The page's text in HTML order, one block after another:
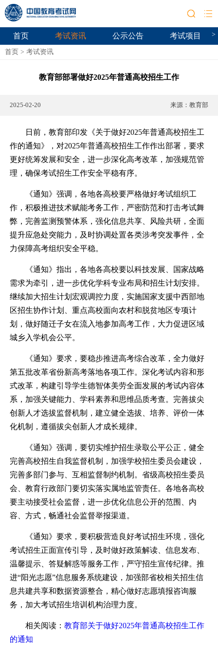
首页 考试资讯 公示公告 考试项目 >
首页 > 考试资讯
教育部部署做好2025年普通高校招生工作
2025-02-20 来源： 教育部
日前，教育部印发《关于做好2025年普通高校招生工
作的通知》，对2025年普通高校招生工作作出部署，要求
更好统筹发展和安全，进一步深化高考改革，加强规范管
理，确保考试招生工作安全平稳有序。
《通知》强调，各地各高校要严格做好考试组织工
作，积极推进技术赋能考务工作，严密防范和打击考试舞
弊，完善监测预警体系，强化信息共享、风险共研，全面
提升应急处突能力，及时协调处置各类涉考突发事件，全
力保障高考组织安全平稳。
《通知》指出，各地各高校要以科技发展、国家战略
需求为牵引，进一步优化学科专业布局和招生计划安排。
继续加大招生计划宏观调控力度，实施国家支援中西部地
区招生协作计划、重点高校面向农村和脱贫地区专项计
划，做好随迁子女在流入地参加高考工作，大力促进区域
城乡入学机会公平。
《通知》要求，要稳步推进高考综合改革，全力做好
第五批改革省份新高考落地各项工作。深化考试内容和形
式改革，构建引导学生德智体美劳全面发展的考试内容体
系，加强关键能力、学科素养和思维品质考查。完善拔尖
创新人才选拔监督机制，建立健全选拔、培养、评价一体
化机制，遵循拔尖创新人才成长规律。
《通知》强调，要切实维护招生录取公平公正，健全
完善高校招生自我监督机制，加强学校招生委员会建设，
完善多部门参与、互相监督制约机制。省级高校招生委员
会、教育行政部门要切实落实属地监管责任。各地各高校
要主动接受社会监督，进一步优化信息公开的范围、内
容、方式，畅通社会监督举报渠道。
《通知》要求，要积极营造良好考试招生环境，强化
考试招生正面宣传引导，及时做好政策解读、信息发布、
温馨提示、答疑解惑等服务工作，严守招生宣传纪律。推
进“阳光志愿”信息服务系统建设，加强部省校相关招生信
息共建共享和数据资源整合，精心做好志愿填报咨询服
务，加大考试招生培训机构治理力度。
相关阅读： 教育部关于做好2025年普通高校招生工作
的通知